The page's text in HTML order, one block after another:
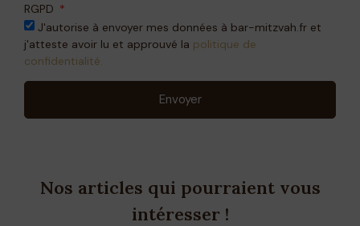
RGPD
J'autorise à envoyer mes données à bar-mitzvah.fr et
j'atteste avoir lu et approuvé la politique de
confidentialité.
Envoyer
Nos articles qui pourraient vous
intéresser !